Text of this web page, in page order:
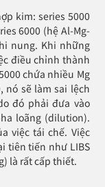
kim: series 5000
6000 (hệ Al-Mg-
nung. Khi những
điều chỉnh thành
chứa nhiều Mg
nó sẽ làm sai lệch
đó phải đưa vào
loãng (dilution).
việc tái chế. Việc
tiên tiến như LIBS
là rất cấp thiết.